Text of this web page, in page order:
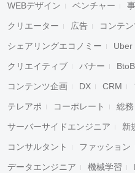
WEBデザイン ベンチャー
クリエーター 広告 コンテ
シェアリングエコノミー Uber
クリエイティブ バナー BtoB
コンテンツ企画 DX CRM
テレアポ コーポレート 総務
サーバーサイドエンジニア 新
コンサルタント ファッション
データエンジニア 機械学習